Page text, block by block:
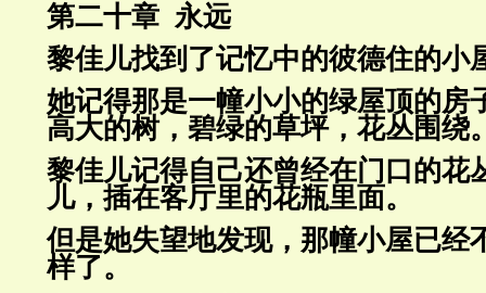
第二十章 永远
黎佳儿找到了记忆中的彼德住的小
她记得那是一幢小小的绿屋顶的房
高大的树，碧绿的草坪，花丛围绕
黎佳儿记得自己还曾经在门口的花
儿，插在客厅里的花瓶里面。
但是她失望地发现，那幢小屋已经
样了。